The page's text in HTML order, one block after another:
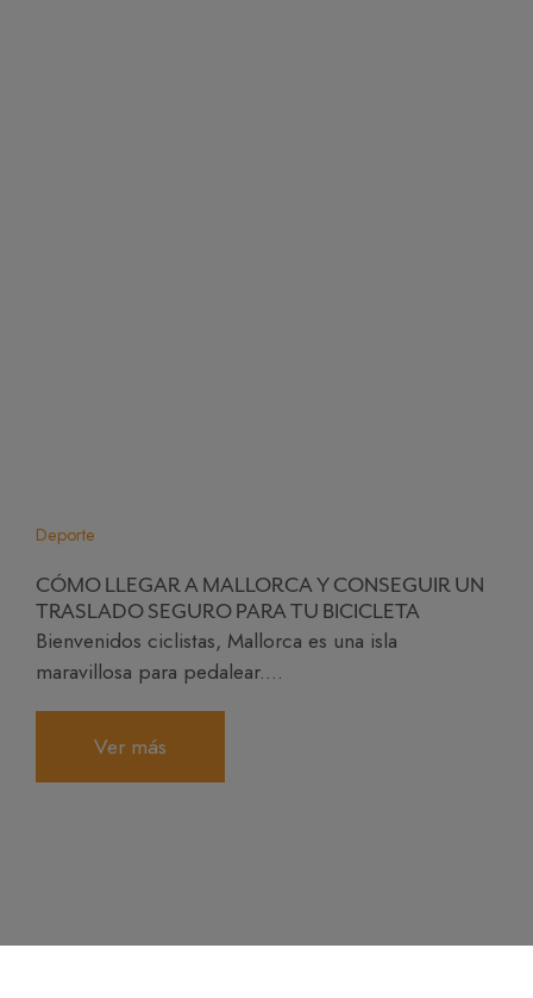
Deporte
CÓMO LLEGAR A MALLORCA Y CONSEGUIR UN
TRASLADO SEGURO PARA TU BICICLETA
Bienvenidos ciclistas, Mallorca es una isla
maravillosa para pedalear....
Ver más